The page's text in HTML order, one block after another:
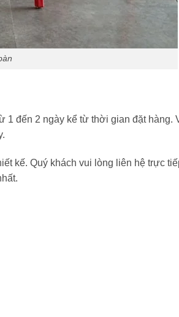
1 đến 2 ngày kể từ thời gian đặt hàng.
kế. Quý khách vui lòng liên hệ trực